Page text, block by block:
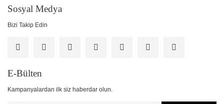
Sosyal Medya
Bizi Takip Edin
E-Bülten
Kampanyalardan ilk siz haberdar olun.